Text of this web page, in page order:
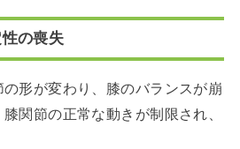
の喪失
形が変わり、膝のバランスが崩
関節の正常な動きが制限され、